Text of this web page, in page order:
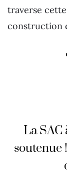
traverse
construction
La
soutenue